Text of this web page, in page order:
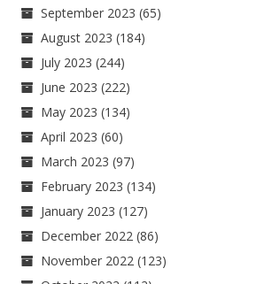
September 2023 (65)
August 2023 (184)
July 2023 (244)
June 2023 (222)
May 2023 (134)
April 2023 (60)
March 2023 (97)
February 2023 (134)
January 2023 (127)
December 2022 (86)
November 2022 (123)